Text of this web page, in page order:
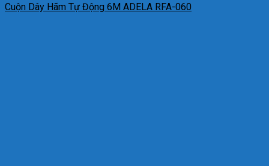
Cuộn Dây Hãm Tự Động 6M ADELA RFA-060